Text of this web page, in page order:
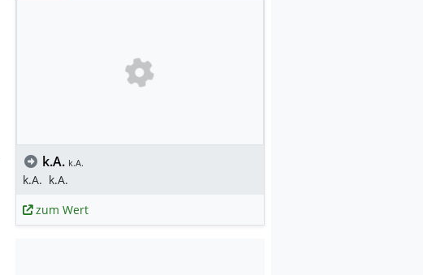
k.A. k.A.
k.A. k.A.
zum Wert